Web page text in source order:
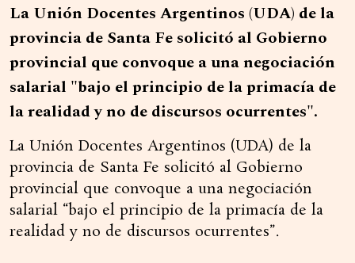
La Unión Docentes Argentinos (UDA) de la
provincia de Santa Fe solicitó al Gobierno
provincial que convoque a una negociación
salarial "bajo el principio de la primacía de
la realidad y no de discursos ocurrentes".
La Unión Docentes Argentinos (UDA) de la
provincia de Santa Fe solicitó al Gobierno
provincial que convoque a una negociación
salarial “bajo el principio de la primacía de la
realidad y no de discursos ocurrentes”.